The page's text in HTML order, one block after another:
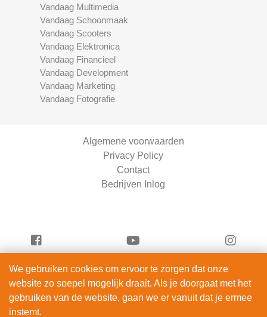
Vandaag Multimedia
Vandaag Schoonmaak
Vandaag Scooters
Vandaag Elektronica
Vandaag Financieel
Vandaag Development
Vandaag Marketing
Vandaag Fotografie
Algemene voorwaarden
Privacy Policy
Contact
Bedrijven Inlog
Vandaag Fietsen is onderdeel van
ServiceRight B.V. | KVK 90914872
We gebruiken cookies om ervoor te zorgen dat onze
website zo soepel mogelijk draait. Als je doorgaat met het
gebruiken van de website, gaan we er vanuit dat je ermee
instemt.